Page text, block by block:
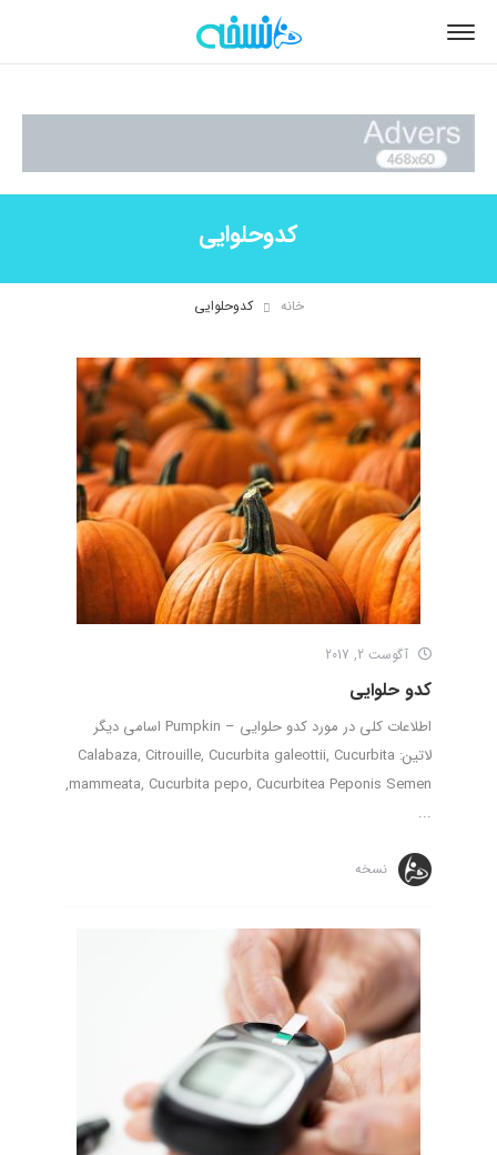
کدوحلوایی
خانه کدوحلوایی
آگوست 2, 2017
کدو حلوایی
اطلاعات کلی در مورد کدو حلوایی – Pumpkin اسامی دیگر
لاتین: Calabaza, Citrouille, Cucurbita galeottii, Cucurbita
mammeata, Cucurbita pepo, Cucurbitea Peponis Semen,
...
نسخه